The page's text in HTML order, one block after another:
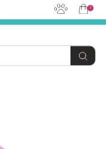
1